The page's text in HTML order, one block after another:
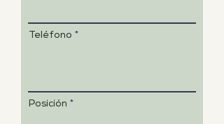
Teléfono
Posición